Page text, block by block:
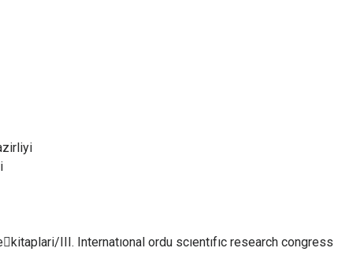
III. Internatıonal ordu scıentıfıc research congress